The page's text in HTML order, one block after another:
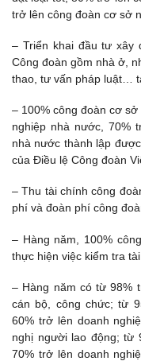
trở lên công đoàn cơ sở
– Triển khai đầu tư xây
Công đoàn gồm nhà ở,
thao, tư vấn pháp luật…
– 100% công đoàn cơ
nghiệp nhà nước, 70%
nhà nước thành lập
của Điều lệ Công đoàn
– Thu tài chính công
phí và đoàn phí công
– Hàng năm, 100%
thực hiện việc kiểm tra
– Hàng năm có từ 98%
cán bộ, công chức; từ
60% trở lên doanh
nghị người lao động; từ
70% trở lên doanh